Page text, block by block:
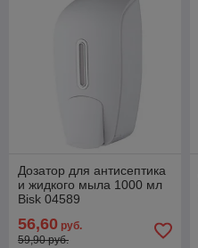
Дозатор для антисептика
и жидкого мыла 1000 мл
Bisk 04589
56,60 руб.
59,90 руб.